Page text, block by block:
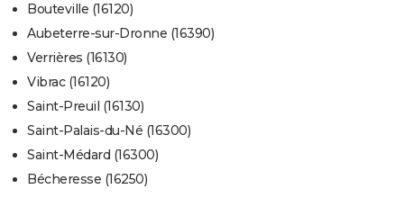
Bouteville (16120)
Aubeterre-sur-Dronne (16390)
Verrières (16130)
Vibrac (16120)
Saint-Preuil (16130)
Saint-Palais-du-Né (16300)
Saint-Médard (16300)
Bécheresse (16250)